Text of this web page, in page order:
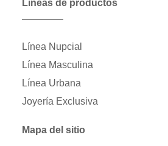
Líneas de productos
Línea Nupcial
Línea Masculina
Línea Urbana
Joyería Exclusiva
Mapa del sitio